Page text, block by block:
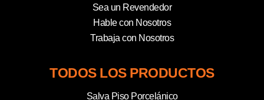
Sea un Revendedor
Hable con Nosotros
Trabaja con Nosotros
TODOS LOS PRODUCTOS
Salva Piso Porcelánico